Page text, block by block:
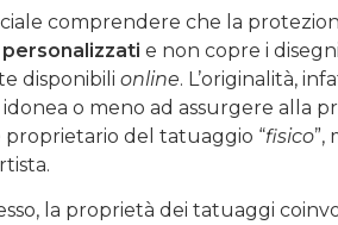
comprendere che la
personalizzati e non copre i
disponibili online. L’originalità,
idonea o meno ad assurgere alla
proprietario del tatuaggio “fisico”,
la proprietà dei tatuaggi